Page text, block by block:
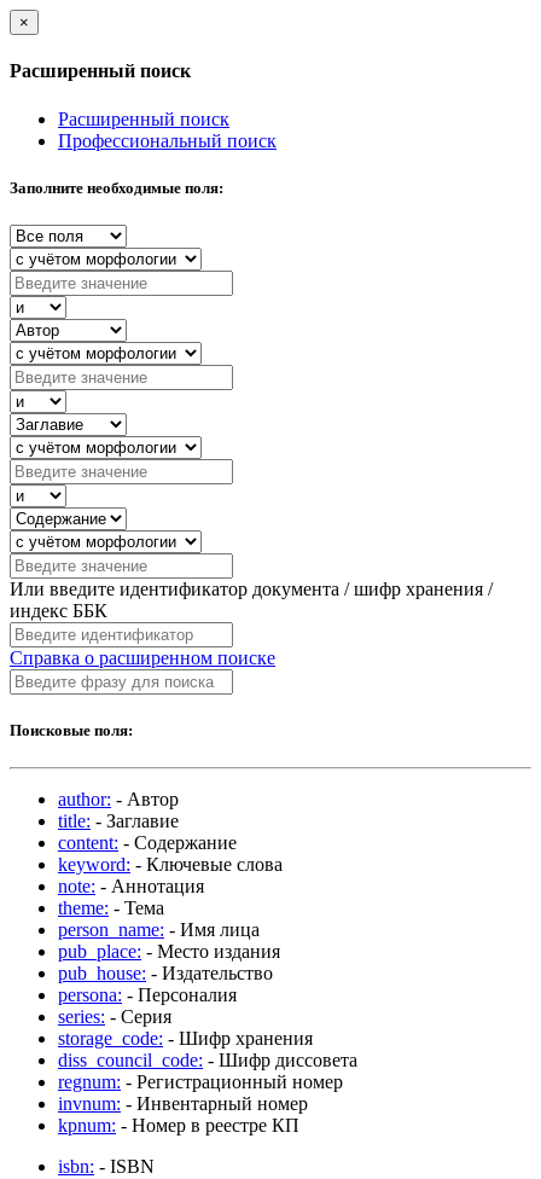
×
Расширенный поиск
Расширенный поиск
Профессиональный поиск
Заполните необходимые поля:
Или введите идентификатор документа / шифр хранения /
индекс ББК
Справка о расширенном поиске
Поисковые поля:
author: - Автор
title: - Заглавие
content: - Содержание
keyword: - Ключевые слова
note: - Аннотация
theme: - Тема
person_name: - Имя лица
pub_place: - Место издания
pub_house: - Издательство
persona: - Персоналия
series: - Серия
storage_code: - Шифр хранения
diss_council_code: - Шифр диссовета
regnum: - Регистрационный номер
invnum: - Инвентарный номер
kpnum: - Номер в реестре КП
isbn: - ISBN